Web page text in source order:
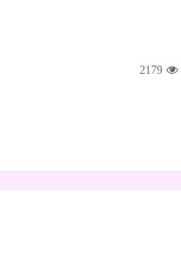
2179